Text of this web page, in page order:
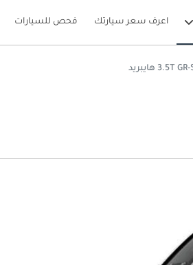
اعرف سعر سيارتك فحص للسيارات